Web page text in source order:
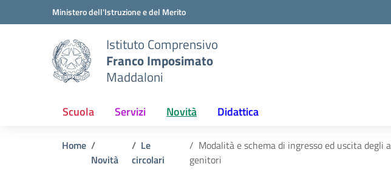
Vai ai contenuti
Vai al menu di navigazioneMinistero dell'Istruzione e del Merito
Istituto Comprensivo
Franco Imposimato
Maddaloni
Scuola Servizi Novità Didattica
Home
Novità
Le
circolari
Modalità e schema di ingresso ed uscita
genitori